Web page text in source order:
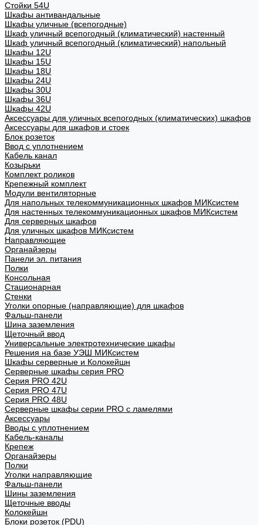
Стойки 54U
Шкафы антивандальные
Шкафы уличные (всепогодные)
Шкаф уличный всепогодный (климатический) настенный
Шкаф уличный всепогодный (климатический) напольный
Шкафы 12U
Шкафы 15U
Шкафы 18U
Шкафы 24U
Шкафы 30U
Шкафы 36U
Шкафы 42U
Аксессуары для уличных всепогодных (климатических) шкафов
Аксессуары для шкафов и стоек
Блок розеток
Ввод с уплотнением
Кабель канал
Козырьки
Комплект роликов
Крепежный комплект
Модули вентиляторные
Для напольных телекоммуникационных шкафов МИКсистем
Для настенных телекоммуникационных шкафов МИКсистем
Для серверных шкафов
Для уличных шкафов МИКсистем
Направляющие
Органайзеры
Панели эл. питания
Полки
Консольная
Стационарная
Стенки
Уголки опорные (направляющие) для шкафов
Фальш-панели
Шина заземления
Щеточный ввод
Универсальные электротехнические шкафы
Решения на базе УЭШ МИКсистем
Шкафы серверные и Колокейшн
Серверные шкафы серия PRO
Серия PRO 42U
Серия PRO 47U
Серия PRO 48U
Серверные шкафы серии PRO с ламелями
Аксессуары
Вводы с уплотнением
Кабель-каналы
Крепеж
Органайзеры
Полки
Уголки направляющие
Фальш-панели
Шины заземления
Щеточные вводы
Колокейшн
Блоки розеток (PDU)